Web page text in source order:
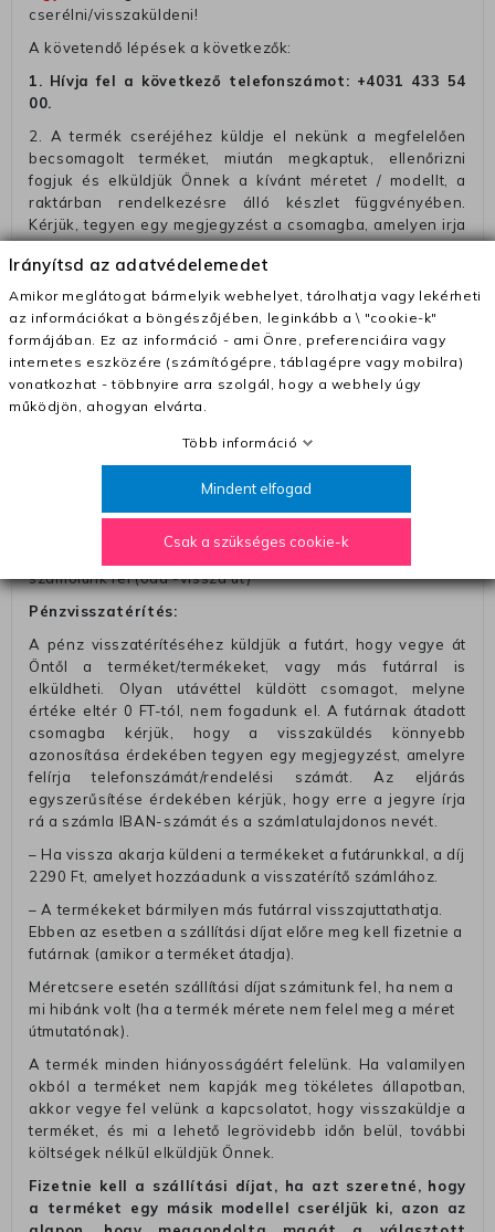
cserélni/visszaküldeni!
A követendő lépések a következők:
1. Hívja fel a következő telefonszámot: +4031 433 54
00.
2. A termék cseréjéhez küldje el nekünk a megfelelően
becsomagolt terméket, miután megkaptuk, ellenőrizni
fogjuk és elküldjük Önnek a kívánt méretet / modellt, a
raktárban rendelkezésre álló készlet függvényében.
Kérjük, tegyen egy megjegyzést a csomagba, amelyen irja
a telefonszámát vagy a rendelési számot, hogy
megkönnyitse az azonósitást és a visszatéritést.
Az elküldött csomagok visszautasításra kerülnek, ha
ezeket nem megfelelő módon csomagolják !!
Szállítási díjak:
– Futár - kézbesítés az ország egész területén, 2-3
munkanapon belül a megrendelés e-mailben / sms-ben
történő megerősítésétől számítva
– Szállítás 1700 Ft (+400 Ft utánvéttel)
– Ingyenes szállítás 31600 Ft feletti megrendeléseknél
(+400 Ft utánvétte)
– A kapott termék cseréjéért 3780 Ft szállítási díjat
számolunk fel (oda -vissza út)
Pénzvisszatérítés:
A pénz visszatérítéséhez küldjük a futárt, hogy vegye át
Öntől a terméket/termékeket, vagy más futárral is
elküldheti. Olyan utávéttel küldött csomagot, melyne
értéke eltér 0 FT-tól, nem fogadunk el. A futárnak átadott
csomagba kérjük, hogy a visszaküldés könnyebb
azonosítása érdekében tegyen egy megjegyzést, amelyre
felírja telefonszámát/rendelési számát. Az eljárás
egyszerűsítése érdekében kérjük, hogy erre a jegyre írja
rá a számla IBAN-számát és a számlatulajdonos nevét.
– Ha vissza akarja küldeni a termékeket a futárunkkal, a díj
2290 Ft, amelyet hozzáadunk a visszatérítő számlához.
– A termékeket bármilyen más futárral visszajuttathatja.
Ebben az esetben a szállítási díjat előre meg kell fizetnie a
futárnak (amikor a terméket átadja).
Méretcsere esetén szállítási díjat számitunk fel, ha nem a
mi hibánk volt (ha a termék mérete nem felel meg a méret
útmutatónak).
A termék minden hiányosságáért felelünk. Ha valamilyen
okból a terméket nem kapják meg tökéletes állapotban,
akkor vegye fel velünk a kapcsolatot, hogy visszaküldje a
terméket, és mi a lehető legrövidebb időn belül, további
költségek nélkül elküldjük Önnek.
Fizetnie kell a szállítási díjat, ha azt szeretné, hogy
a terméket egy másik modellel cseréljük ki, azon az
Irányítsd az adatvédelemedet
Amikor meglátogat bármelyik webhelyet, tárolhatja vagy lekérheti
az információkat a böngészőjében, leginkább a \ "cookie-k"
formájában. Ez az információ - ami Önre, preferenciáira vagy
internetes eszközére (számítógépre, táblagépre vagy mobilra)
vonatkozhat - többnyire arra szolgál, hogy a webhely úgy
működjön, ahogyan elvárta.
Több információ
Mindent elfogad
Csak a szükséges cookie-k